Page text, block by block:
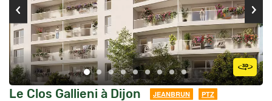
Le Clos Gallieni à Dijon JEANBRUN PTZ